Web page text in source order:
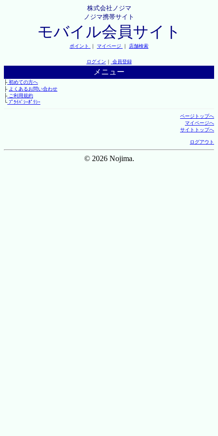
株式会社ノジマ
ノジマ携帯サイト
モバイル会員サイト
ポイント ｜ マイページ ｜ 店舗検索
ログイン ｜ 会員登録
メニュー
├初めての方へ
├ よくあるお問い合わせ
├ご利用規約
└ﾌﾟﾗｲﾊﾞｼｰﾎﾟﾘｼｰ
ページトップへ
マイページへ
サイトトップへ
ログアウト
© 2026 Nojima.